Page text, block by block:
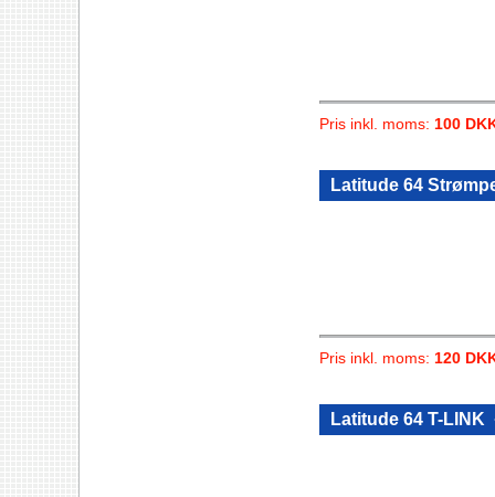
Pris inkl. moms: 100
Latitude 64
Pris inkl. moms: 120
Latitude 64 T-LINK